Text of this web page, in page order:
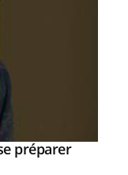
préparer